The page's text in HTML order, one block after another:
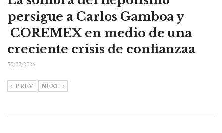
persigue a Carlos Gamboa y
COREMEX en medio de una
creciente crisis de confianzaa
30/07/2026
PREV NEXT